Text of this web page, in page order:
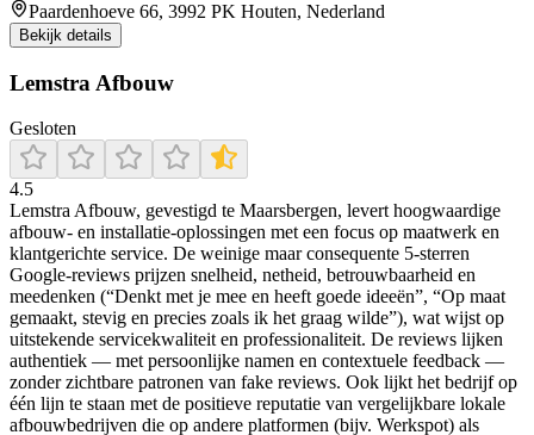
Paardenhoeve 66, 3992 PK Houten, Nederland
Bekijk details
Lemstra Afbouw
Gesloten
4.5
Lemstra Afbouw, gevestigd te Maarsbergen, levert hoogwaardige
afbouw- en installatie-oplossingen met een focus op maatwerk en
klantgerichte service. De weinige maar consequente 5‑sterren
Google‑reviews prijzen snelheid, netheid, betrouwbaarheid en
meedenken (“Denkt met je mee en heeft goede ideeën”, “Op maat
gemaakt, stevig en precies zoals ik het graag wilde”), wat wijst op
uitstekende servicekwaliteit en professionaliteit. De reviews lijken
authentiek — met persoonlijke namen en contextuele feedback —
zonder zichtbare patronen van fake reviews. Ook lijkt het bedrijf op
één lijn te staan met de positieve reputatie van vergelijkbare lokale
afbouwbedrijven die op andere platformen (bijv. Werkspot) als